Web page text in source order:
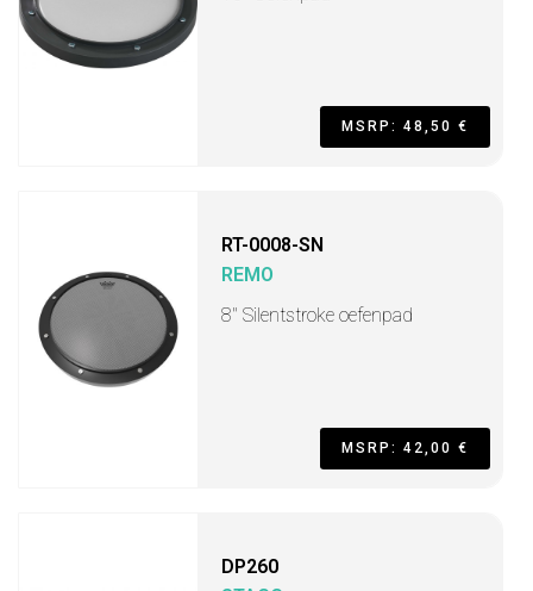
MSRP: 48,50 €
RT-0008-SN
REMO
8" Silentstroke oefenpad
MSRP: 42,00 €
DP260